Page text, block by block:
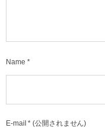
Name *
E-mail * (公開されません)